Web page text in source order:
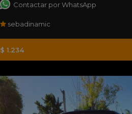
Contactar por WhatsApp
sebadinamic
$ 1.234